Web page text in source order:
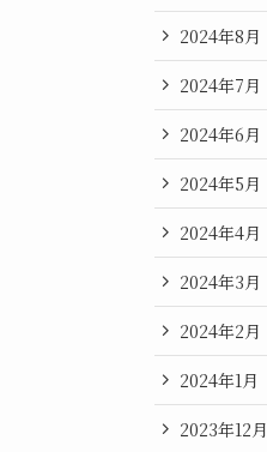
2024年8月
2024年7月
2024年6月
2024年5月
2024年4月
2024年3月
2024年2月
2024年1月
2023年12月